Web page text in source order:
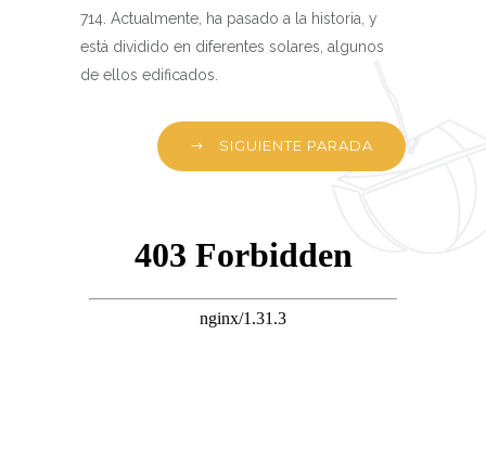
714. Actualmente, ha pasado a la historia, y
está dividido en diferentes solares, algunos
de ellos edificados.
SIGUIENTE PARADA